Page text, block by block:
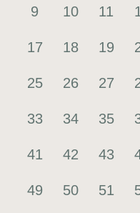
9 10 11
17 18 19
25 26 27
33 34 35
41 42 43
49 50 51